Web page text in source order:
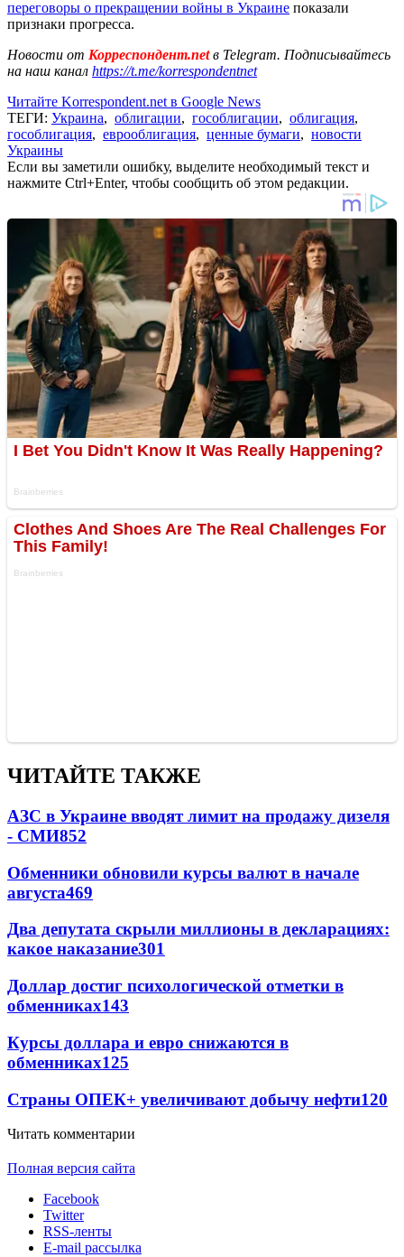
переговоры о прекращении войны в Украине показали
признаки прогресса.
Новости от Корреспондент.netв Telegram. Подписывайтесь
на наш канал https://t.me/korrespondentnet
Читайте Korrespondent.net в Google News
ТЕГИ: Украина, облигации, гособлигации, облигация,
гособлигация, еврооблигация, ценные бумаги, новости
Украины
Если вы заметили ошибку, выделите необходимый текст и
нажмите Ctrl+Enter, чтобы сообщить об этом редакции.
ЧИТАЙТЕ ТАКЖЕ
АЗС в Украине вводят лимит на продажу дизеля
- СМИ852
Обменники обновили курсы валют в начале
августа469
Два депутата скрыли миллионы в декларациях:
какое наказание301
Доллар достиг психологической отметки в
обменниках143
Курсы доллара и евро снижаются в
обменниках125
Страны ОПЕК+ увеличивают добычу нефти120
Читать комментарии
Полная версия сайта
Facebook
Twitter
RSS-ленты
E-mail рассылка